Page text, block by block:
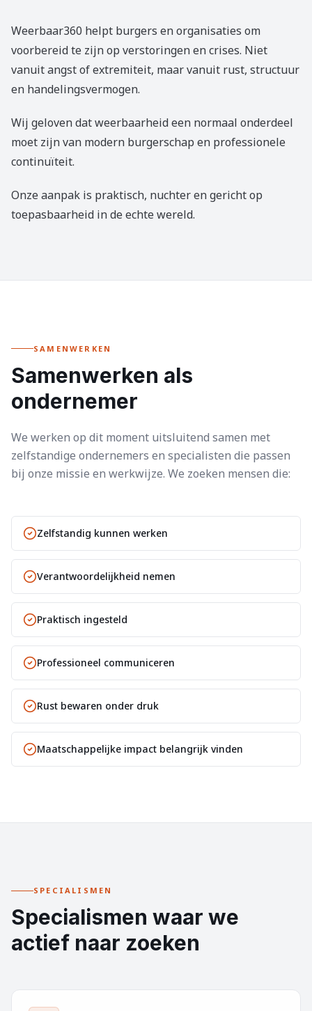
Weerbaar360 helpt burgers en organisaties om
voorbereid te zijn op verstoringen en crises. Niet
vanuit angst of extremiteit, maar vanuit rust, structuur
en handelingsvermogen.
Wij geloven dat weerbaarheid een normaal onderdeel
moet zijn van modern burgerschap en professionele
continuïteit.
Onze aanpak is praktisch, nuchter en gericht op
toepasbaarheid in de echte wereld.
SAMENWERKEN
Samenwerken als
ondernemer
We werken op dit moment uitsluitend samen met
zelfstandige ondernemers en specialisten die passen
bij onze missie en werkwijze. We zoeken mensen die:
Zelfstandig kunnen werken
Verantwoordelijkheid nemen
Praktisch ingesteld
Professioneel communiceren
Rust bewaren onder druk
Maatschappelijke impact belangrijk vinden
SPECIALISMEN
Specialismen waar we
actief naar zoeken